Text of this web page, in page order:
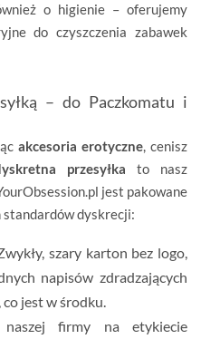
o higienie – oferujemy
do czyszczenia zabawek
– do Paczkomatu i
akcesoria erotyczne, cenisz
przesyłka to nasz
jest pakowane
dyskrecji:
szary karton bez logo,
napisów zdradzających
jest w środku.
firmy na etykiecie